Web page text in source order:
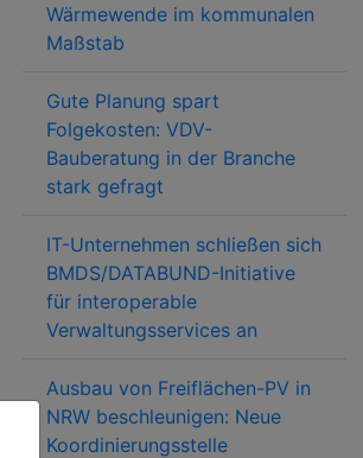
Wärmewende im kommunalen
Maßstab
Gute Planung spart
Folgekosten: VDV-
Bauberatung in der Branche
stark gefragt
IT-Unternehmen schließen sich
BMDS/DATABUND-Initiative
für interoperable
Verwaltungsservices an
Ausbau von Freiflächen-PV in
NRW beschleunigen: Neue
Koordinierungsstelle